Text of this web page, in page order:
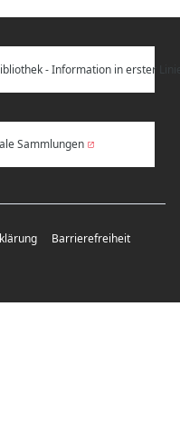
Sammlungen
Barrierefreiheit